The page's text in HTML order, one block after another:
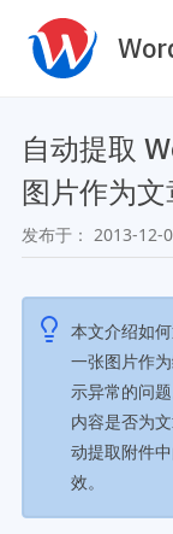
主机托
SEO与
案例
主题案例
插件案例
资源
主题推荐
自动提取
图片作为
发布于： 2013-12-
本文介绍如
一张图片作
示异常的问
内容是否为
动提取附件
效。